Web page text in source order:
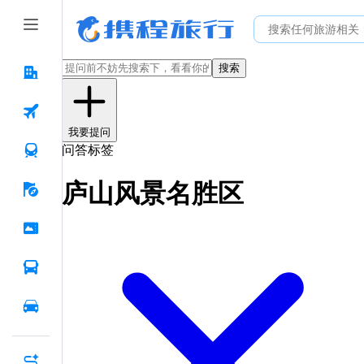
搜索
我要提问
问答标签
庐山风景名胜区